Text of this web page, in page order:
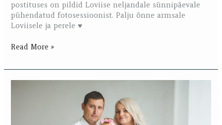
postituses on pildid Loviise neljandale sünnipäevale
pühendatud fotosessioonist. Palju õnne armsale
Loviisele ja perele ♥
Read More »